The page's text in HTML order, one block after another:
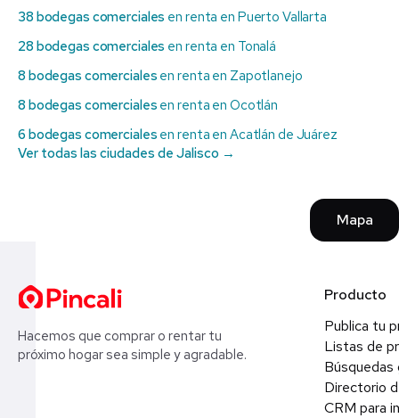
38 bodegas comerciales en renta en Puerto Vallarta
28 bodegas comerciales en renta en Tonalá
8 bodegas comerciales en renta en Zapotlanejo
8 bodegas comerciales en renta en Ocotlán
6 bodegas comerciales en renta en Acatlán de Juárez
Ver todas las ciudades de Jalisco →
Mapa
Hacemos que comprar o rentar tu
próximo hogar sea simple y agradable.
Producto
Publica tu
Listas de
Búsquedas
Directorio
CRM para